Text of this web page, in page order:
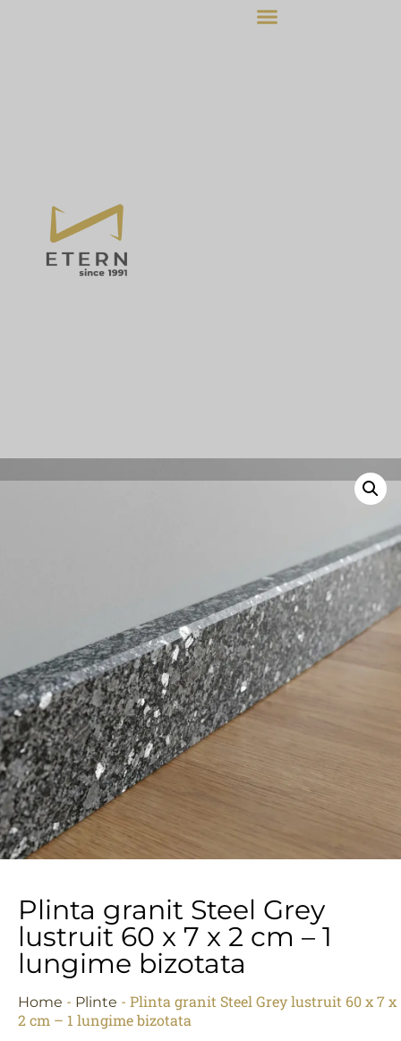
Plinta granit Steel Grey
lustruit 60 x 7 x 2 cm – 1
lungime bizotata
Home - Plinte - Plinta granit Steel Grey lustruit 60 x 7 x
2 cm – 1 lungime bizotata